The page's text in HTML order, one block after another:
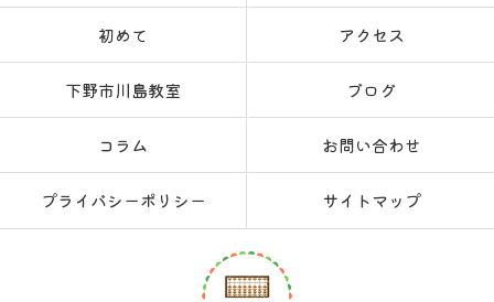
初めて アクセス
下野市川島教室 ブログ
コラム お問い合わせ
プライバシーポリシー サイトマップ